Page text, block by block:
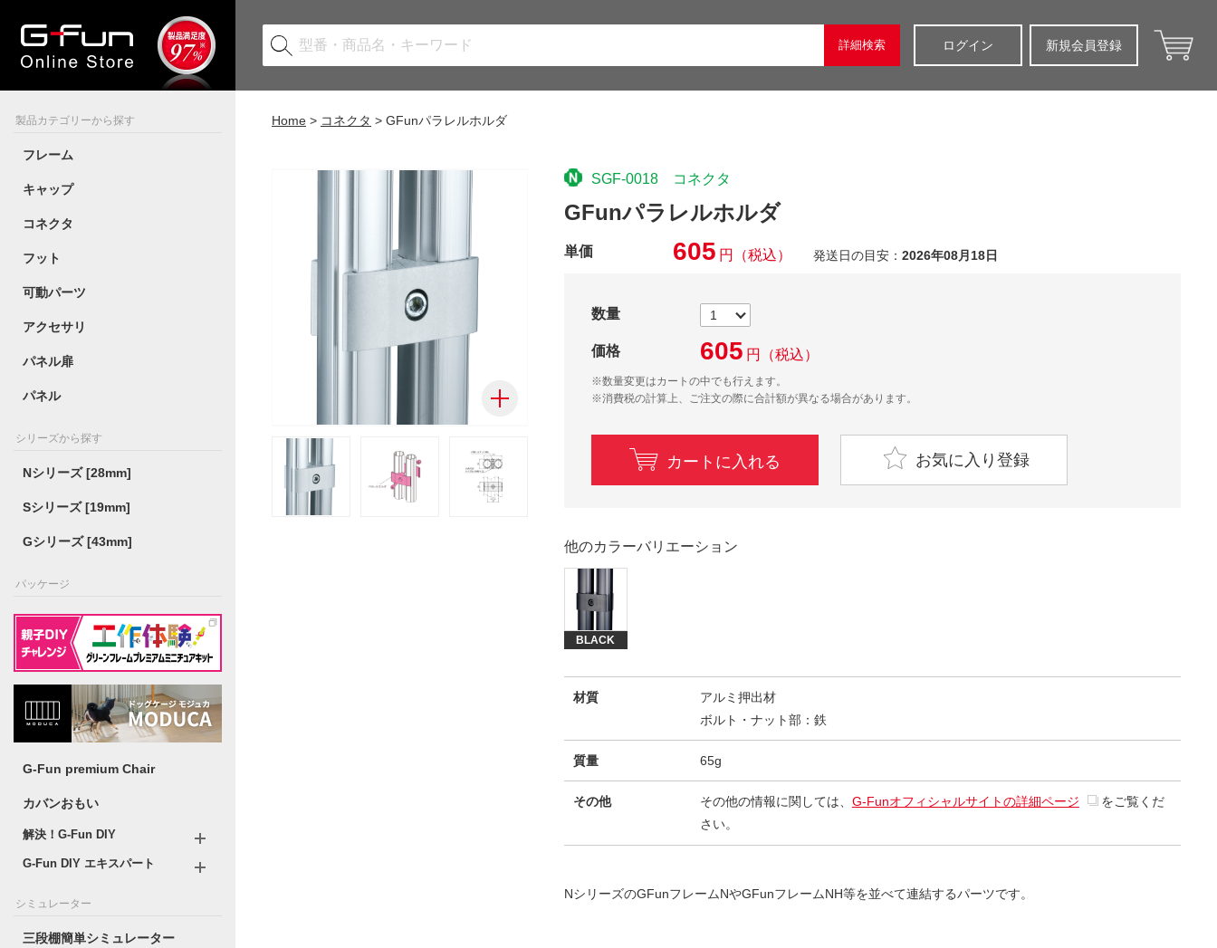
ログイン 新規会員登録
詳細検索
製品カテゴリーから探す
フレーム
キャップ
コネクタ
フット
可動パーツ
アクセサリ
パネル扉
パネル
シリーズから探す
Nシリーズ [28mm]
Sシリーズ [19mm]
Gシリーズ [43mm]
パッケージ
G-Fun premium Chair
カバンおもい
解決！G-Fun DIY
G-Fun DIY エキスパート
シミュレーター
三段棚簡単シミュレーター
Home コネクタ GFunパラレルホルダ
SGF-0018 コネクタ
GFunパラレルホルダ
単価 605 円 （税込） 発送日の目安： 2026年08月18日
数量
価格 605 円 （税込）
※数量変更はカートの中でも行えます。
※消費税の計算上、ご注文の際に合計額が異なる場合があります。
カートに入れる お気に入り登録
他のカラーバリエーション
BLACK
材質
アルミ押出材
ボルト・ナット部：鉄
質量 65g
その他 その他の情報に関しては、 G-Funオフィシャルサイトの詳細ページ
をご覧くだ
さい。
NシリーズのGFunフレームNやGFunフレームNH等を並べて連結するパーツです。